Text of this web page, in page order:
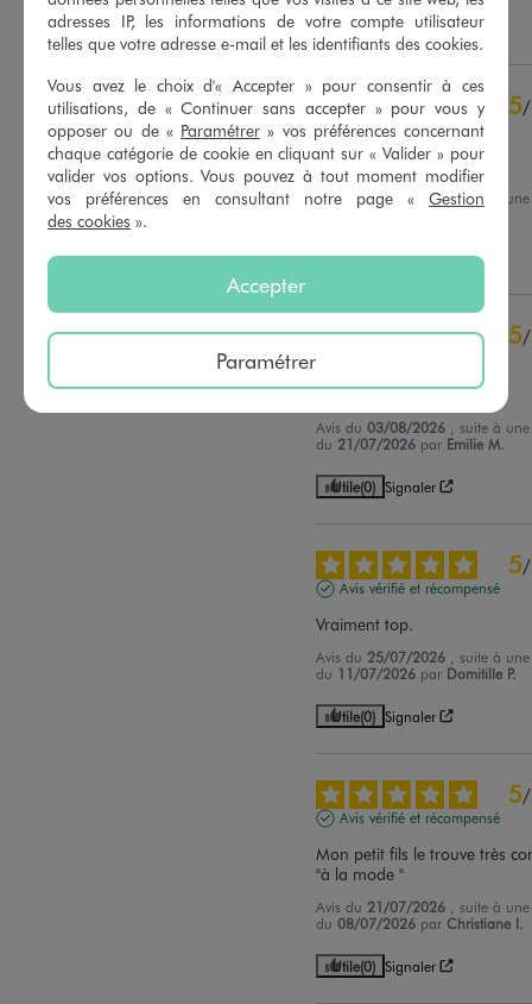
contrôle
Voir tous les avis sur ce site
5étoiles
25
4étoiles
5
3étoiles
0
2étoiles
0
1étoile 0
Trier les avis
Utile(0) Signaler
5/
Avis vérifié et récompensé
Bonne qualité
Avis du04/08/2026 , suite à une
21/07/2026
Utile(0) Signaler
5/
Super pour l’été
Avis du03/08/2026
, suite à
du 21/07/2026 par Emilie M.
Utile(0) Signaler
5/
Avis vérifié et récompensé
Vraiment top.
Avis du 25/07/2026
, suite à
du 11/07/2026 par Domitille P.
Utile(0) Signaler
5/
Avis vérifié et récompensé
Mon petit fils le trouve très
"à la mode "
Avis du 21/07/2026
, suite à
du08/07/2026 parChristiane I.
Utile(0) Signaler
adresses IP, les informations de votre compte utilisateur
telles que votre adresse e-mail et les identifiants des cookies.
Vous avez le choix d'« Accepter » pour consentir à ces
utilisations, de « Continuer sans accepter » pour vous y
opposer ou de « Paramétrer » vos préférences concernant
chaque catégorie de cookie en cliquant sur « Valider » pour
valider vos options. Vous pouvez à tout moment modifier
vos préférences en consultant notre page « Gestion
des cookies ».
Accepter
Paramétrer